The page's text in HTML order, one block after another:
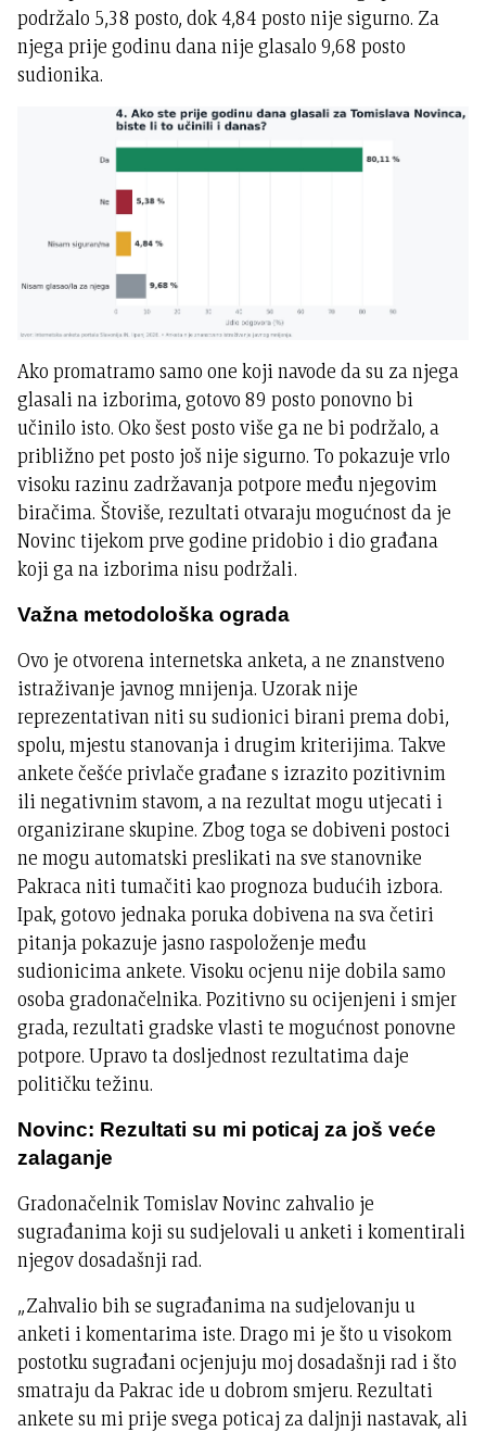
podržalo 5,38 posto, dok 4,84 posto nije sigurno. Za
njega prije godinu dana nije glasalo 9,68 posto
sudionika.
Ako promatramo samo one koji navode da su za njega
glasali na izborima, gotovo 89 posto ponovno bi
učinilo isto. Oko šest posto više ga ne bi podržalo, a
približno pet posto još nije sigurno. To pokazuje vrlo
visoku razinu zadržavanja potpore među njegovim
biračima. Štoviše, rezultati otvaraju mogućnost da je
Novinc tijekom prve godine pridobio i dio građana
koji ga na izborima nisu podržali.
Važna metodološka ograda
Ovo je otvorena internetska anketa, a ne znanstveno
istraživanje javnog mnijenja. Uzorak nije
reprezentativan niti su sudionici birani prema dobi,
spolu, mjestu stanovanja i drugim kriterijima. Takve
ankete češće privlače građane s izrazito pozitivnim
ili negativnim stavom, a na rezultat mogu utjecati i
organizirane skupine. Zbog toga se dobiveni postoci
ne mogu automatski preslikati na sve stanovnike
Pakraca niti tumačiti kao prognoza budućih izbora.
Ipak, gotovo jednaka poruka dobivena na sva četiri
pitanja pokazuje jasno raspoloženje među
sudionicima ankete. Visoku ocjenu nije dobila samo
osoba gradonačelnika. Pozitivno su ocijenjeni i smjer
grada, rezultati gradske vlasti te mogućnost ponovne
potpore. Upravo ta dosljednost rezultatima daje
političku težinu.
Novinc: Rezultati su mi poticaj za još veće
zalaganje
Gradonačelnik Tomislav Novinc zahvalio je
sugrađanima koji su sudjelovali u anketi i komentirali
njegov dosadašnji rad.
„Zahvalio bih se sugrađanima na sudjelovanju u
anketi i komentarima iste. Drago mi je što u visokom
postotku sugrađani ocjenjuju moj dosadašnji rad i što
smatraju da Pakrac ide u dobrom smjeru. Rezultati
ankete su mi prije svega poticaj za daljnji nastavak, ali